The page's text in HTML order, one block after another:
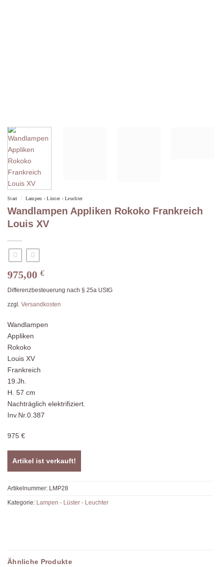
Start / Lampen - Lüster - Leuchter
Wandlampen Appliken Rokoko Frankreich
Louis XV
975,00 €
Differenzbesteuerung nach § 25a UStG
zzgl. Versandkosten
Wandlampen
Appliken
Rokoko
Louis XV
Frankreich
19.Jh.
H. 57 cm
Nachträglich elektrifiziert.
Inv.Nr.0.387
975 €
Artikel ist verkauft!
Artikelnummer: LMP28
Kategorie: Lampen - Lüster - Leuchter
Ähnliche Produkte